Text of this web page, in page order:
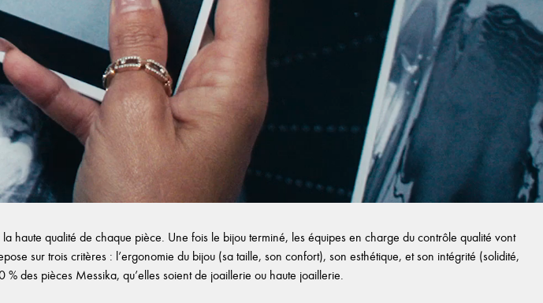
haute qualité de chaque pièce. Une fois le bijou terminé, les équipes en charge du contrôle qualité vont
sur trois critères : l’ergonomie du bijou (sa taille, son confort), son esthétique, et son intégrité (solidité,
des pièces Messika, qu’elles soient de joaillerie ou haute joaillerie.